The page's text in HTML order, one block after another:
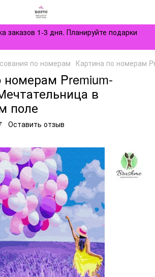
заказов 1-3 дня. Планируйте подарки
по номерам Картина по номерам
номерам Premium-
в
поле
Оставить отзыв